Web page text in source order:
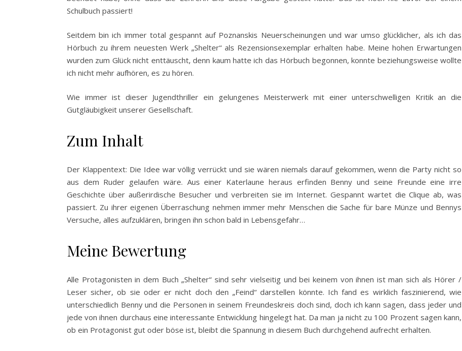
Schulbuch passiert!
Seitdem bin ich immer total gespannt auf Poznanskis Neuerscheinungen und war umso glücklicher, als ich das
Hörbuch zu ihrem neuesten Werk „Shelter“ als Rezensionsexemplar erhalten habe. Meine hohen Erwartungen
wurden zum Glück nicht enttäuscht, denn kaum hatte ich das Hörbuch begonnen, konnte beziehungsweise wollte
ich nicht mehr aufhören, es zu hören.
Wie immer ist dieser Jugendthriller ein gelungenes Meisterwerk mit einer unterschwelligen Kritik an die
Gutgläubigkeit unserer Gesellschaft.
Zum Inhalt
Der Klappentext: Die Idee war völlig verrückt und sie wären niemals darauf gekommen, wenn die Party nicht so
aus dem Ruder gelaufen wäre. Aus einer Katerlaune heraus erfinden Benny und seine Freunde eine irre
Geschichte über außerirdische Besucher und verbreiten sie im Internet. Gespannt wartet die Clique ab, was
passiert. Zu ihrer eigenen Überraschung nehmen immer mehr Menschen die Sache für bare Münze und Bennys
Versuche, alles aufzuklären, bringen ihn schon bald in Lebensgefahr…
Meine Bewertung
Alle Protagonisten in dem Buch „Shelter“ sind sehr vielseitig und bei keinem von ihnen ist man sich als Hörer /
Leser sicher, ob sie oder er nicht doch den „Feind“ darstellen könnte. Ich fand es wirklich faszinierend, wie
unterschiedlich Benny und die Personen in seinem Freundeskreis doch sind, doch ich kann sagen, dass jeder und
jede von ihnen durchaus eine interessante Entwicklung hingelegt hat. Da man ja nicht zu 100 Prozent sagen kann,
ob ein Protagonist gut oder böse ist, bleibt die Spannung in diesem Buch durchgehend aufrecht erhalten.